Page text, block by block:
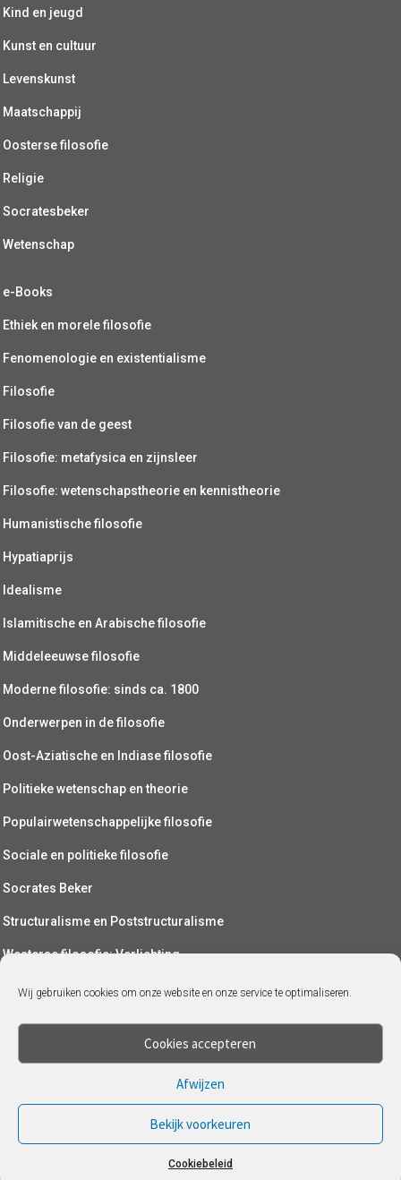
Wij gebruiken cookies om onze website en onze service te optimaliseren.
Cookies accepteren
Afwijzen
Bekijk voorkeuren
Cookiebeleid
Kind en jeugd
Kunst en cultuur
Levenskunst
Maatschappij
Oosterse filosofie
Religie
Socratesbeker
Wetenschap
e-Books
Ethiek en morele filosofie
Fenomenologie en existentialisme
Filosofie
Filosofie van de geest
Filosofie: metafysica en zijnsleer
Filosofie: wetenschapstheorie en kennistheorie
Humanistische filosofie
Hypatiaprijs
Idealisme
Islamitische en Arabische filosofie
Middeleeuwse filosofie
Moderne filosofie: sinds ca. 1800
Onderwerpen in de filosofie
Oost-Aziatische en Indiase filosofie
Politieke wetenschap en theorie
Populairwetenschappelijke filosofie
Sociale en politieke filosofie
Socrates Beker
Structuralisme en Poststructuralisme
Westerse filosofie: Verlichting
Wetenschapsfilosofie
Yoga (als filosofie)